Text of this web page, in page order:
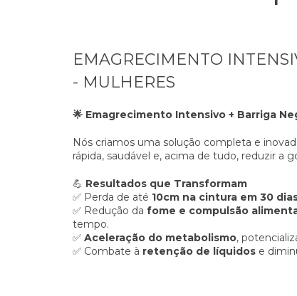
EMAGRECIMENTO
- MULHERES
🌟 Emagrecimento Intensivo + Barriga
Nós criamos uma solução completa e
rápida, saudável e, acima de tudo, reduzir a
💪 Resultados que Transformam
✅ Perda de até 10cm na cintura em 30
✅ Redução da fome e compulsão
tempo.
✅ Aceleração do metabolismo,
✅ Combate à retenção de líquidos e